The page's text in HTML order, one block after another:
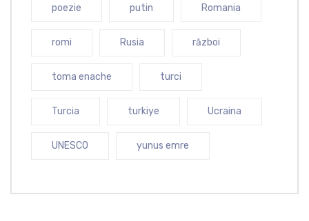
poezie putin Romania
romi Rusia război
toma enache turci
Turcia turkiye Ucraina
UNESCO yunus emre